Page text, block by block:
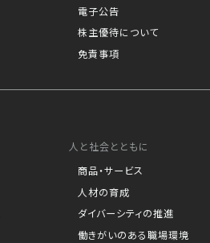
電子公告
株主優待について
免責事項
人と社会とともに
商品・サービス
人材の育成
ダイバーシティの推進
働きがいのある職場環境